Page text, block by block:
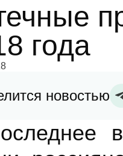
года
новостью